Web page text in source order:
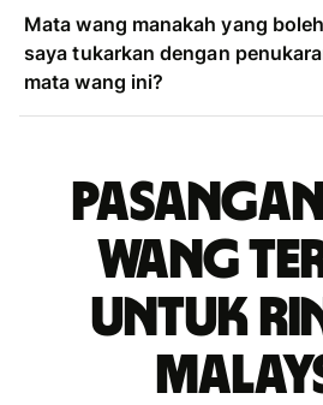
Mata wang manakah yang boleh
saya tukarkan dengan
mata wang ini?
wang
untuk